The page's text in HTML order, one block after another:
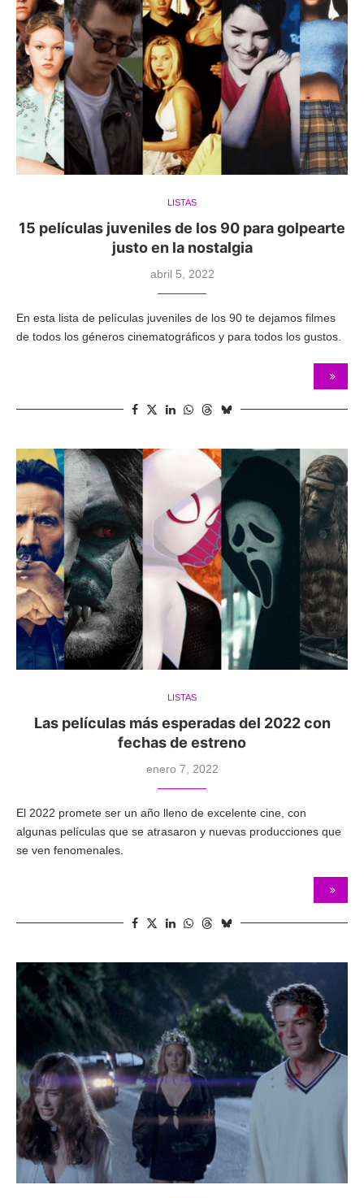
LISTAS
15 películas juveniles de los 90 para golpearte
justo en la nostalgia
abril 5, 2022
En esta lista de películas juveniles de los 90 te dejamos filmes
de todos los géneros cinematográficos y para todos los gustos.
LISTAS
Las películas más esperadas del 2022 con
fechas de estreno
enero 7, 2022
El 2022 promete ser un año lleno de excelente cine, con
algunas películas que se atrasaron y nuevas producciones que
se ven fenomenales.